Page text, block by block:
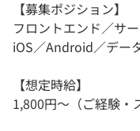
【募集ポジション】
フロントエンド／サ
iOS／Android／デー
【想定時給】
1,800円〜（ご経験・